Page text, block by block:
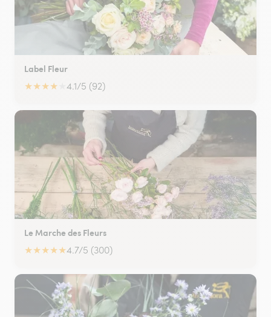
Label Fleur
★★★★ 4.1/5 (92)
Le Marche des Fleurs
★★★★★4.7/5 (300)